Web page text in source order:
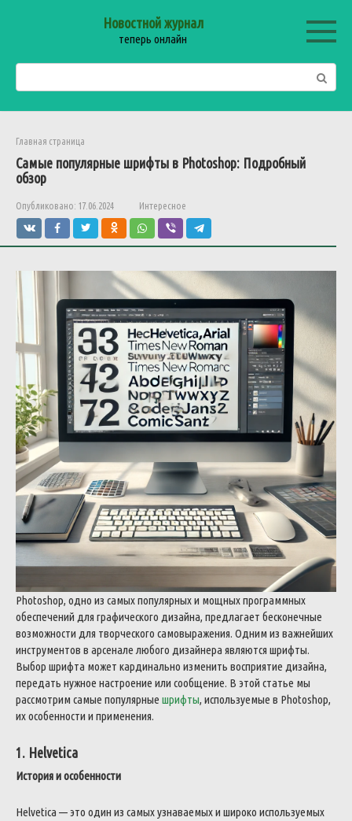
Новостной журнал
теперь онлайн
Главная страница
Самые популярные шрифты в Photoshop: Подробный
обзор
Опубликовано: 17.06.2024 Интересное
Photoshop, одно из самых популярных и мощных программных
обеспечений для графического дизайна, предлагает бесконечные
возможности для творческого самовыражения. Одним из важнейших
инструментов в арсенале любого дизайнера являются шрифты.
Выбор шрифта может кардинально изменить восприятие дизайна,
передать нужное настроение или сообщение. В этой статье мы
рассмотрим самые популярные шрифты, используемые в Photoshop,
их особенности и применения.
1. Helvetica
История и особенности
Helvetica — это один из самых узнаваемых и широко используемых